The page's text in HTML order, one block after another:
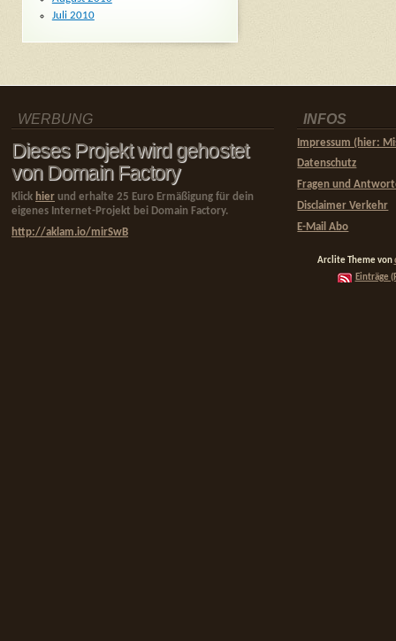
Juli 2010
WERBUNG
Dieses Projekt wird gehostet
von Domain Factory
Klick hier und erhalte 25 Euro Ermäßigung für dein
eigenes Internet-Projekt bei Domain Factory.
http://aklam.io/mirSwB
INFOS
Impressum (hier:
Datenschutz
Fragen und
Disclaimer Verkehr
E-Mail Abo
Arclite Theme von
Einträge